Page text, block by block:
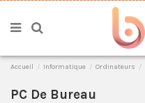
Accueil Informatique Ordinateurs
PC De Bureau